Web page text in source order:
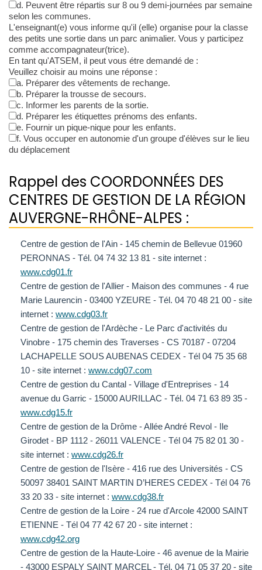
d. Peuvent être répartis sur 8 ou 9 demi-journées par semaine
selon les communes.
L'enseignant(e) vous informe qu'il (elle) organise pour la classe
des petits une sortie dans un parc animalier. Vous y participez
comme accompagnateur(trice).
En tant qu'ATSEM, il peut vous étre demandé de :
Veuillez choisir au moins une réponse :
a. Préparer des vêtements de rechange.
b. Préparer la trousse de secours.
c. Informer les parents de la sortie.
d. Préparer les étiquettes prénoms des enfants.
e. Fournir un pique-nique pour les enfants.
f. Vous occuper en autonomie d'un groupe d'élèves sur le lieu
du déplacement
Rappel des COORDONNÉES DES
CENTRES DE GESTION DE LA RÉGION
AUVERGNE-RHÔNE-ALPES :
Centre de gestion de l'Ain - 145 chemin de Bellevue 01960
PERONNAS - Tél. 04 74 32 13 81 - site internet :
www.cdg01.fr
Centre de gestion de l'Allier - Maison des communes - 4 rue
Marie Laurencin - 03400 YZEURE - Tél. 04 70 48 21 00 - site
internet : www.cdg03.fr
Centre de gestion de l'Ardèche - Le Parc d'activités du
Vinobre - 175 chemin des Traverses - CS 70187 - 07204
LACHAPELLE SOUS AUBENAS CEDEX - Tél 04 75 35 68
10 - site internet : www.cdg07.com
Centre de gestion du Cantal - Village d'Entreprises - 14
avenue du Garric - 15000 AURILLAC - Tél. 04 71 63 89 35 -
www.cdg15.fr
Centre de gestion de la Drôme - Allée André Revol - Ile
Girodet - BP 1112 - 26011 VALENCE - Tél 04 75 82 01 30 -
site internet : www.cdg26.fr
Centre de gestion de l'Isère - 416 rue des Universités - CS
50097 38401 SAINT MARTIN D’HERES CEDEX - Tél 04 76
33 20 33 - site internet : www.cdg38.fr
Centre de gestion de la Loire - 24 rue d'Arcole 42000 SAINT
ETIENNE - Tél 04 77 42 67 20 - site internet :
www.cdg42.org
Centre de gestion de la Haute-Loire - 46 avenue de la Mairie
- 43000 ESPALY SAINT MARCEL - Tél. 04 71 05 37 20 - site